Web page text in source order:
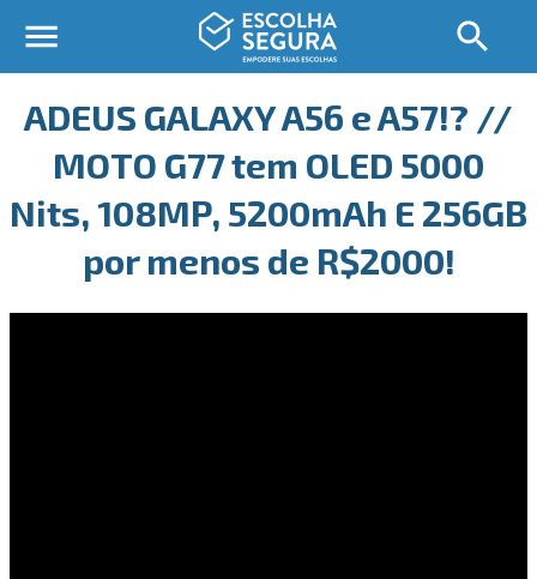
ADEUS GALAXY A56 e A57!? //
MOTO G77 tem OLED 5000
Nits, 108MP, 5200mAh E 256GB
por menos de R$2000!